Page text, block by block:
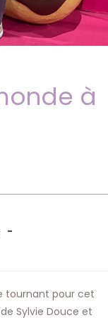
à
tournant pour cet
Sylvie Douce et